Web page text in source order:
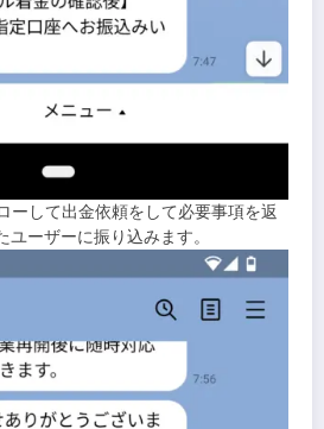
ーして出金依頼をして必要事項を返
ーザーに振り込みます。